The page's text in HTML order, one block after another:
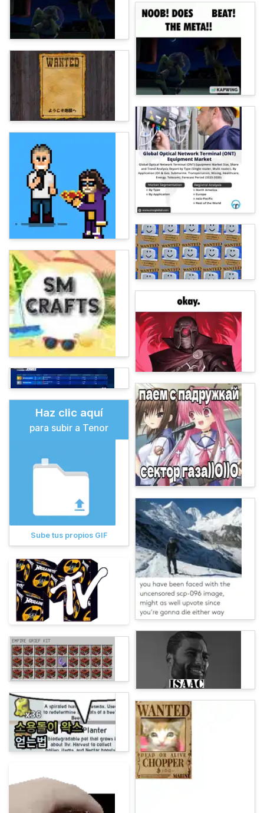
Haz clic aquí
para subir a Tenor
Sube tus propios GIF